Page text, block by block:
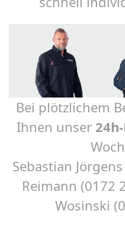
Bei plötzlichem
Ihnen unser
Sebastian
Reimann (0172
Wosinski